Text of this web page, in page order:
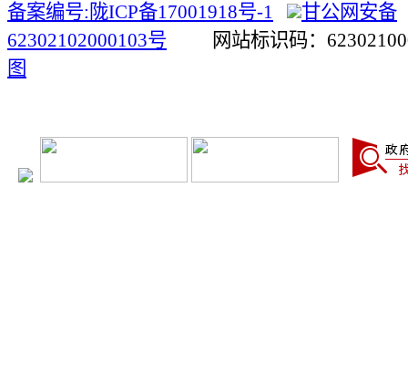
备案编号:陇ICP备17001918号-1
甘公网安备
62302102000103号 网站标识码：
图